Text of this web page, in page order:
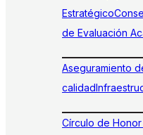
Estratégico
de Evaluación
Aseguramiento
calidad
Círculo de Honor